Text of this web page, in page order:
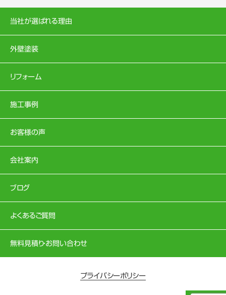
当社が選ばれる理由
外壁塗装
リフォーム
施工事例
お客様の声
会社案内
ブログ
よくあるご質問
無料見積り・お問い合わせ
プライバシーポリシー